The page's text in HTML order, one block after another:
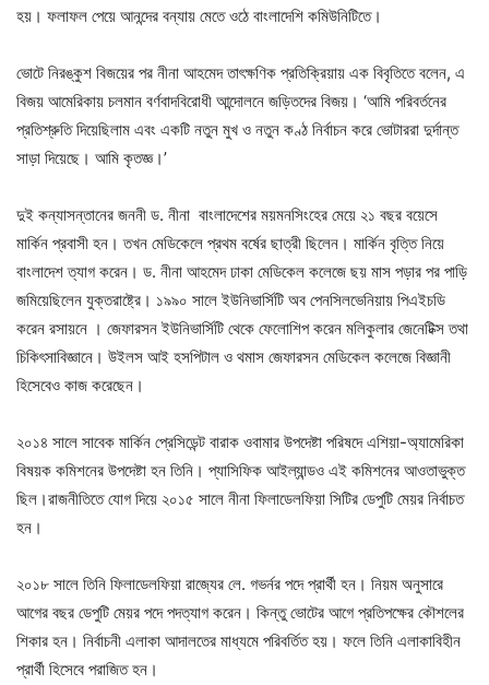
হয়। ফলাফল পেয়ে আনন্দের বন্যায় মেতে ওঠে বাংলাদেশি কমিউনিটিতে।
ভোটে নিরঙ্কুশ বিজয়ের পর নীনা আহমেদ তাৎক্ষণিক প্রতিক্রিয়ায় এক বিবৃতিতে বলেন, এ
বিজয় আমেরিকায় চলমান বর্ণবাদবিরোধী আন্দোলনে জড়িতদের বিজয়। ‘আমি পরিবর্তনের
প্রতিশ্রুতি দিয়েছিলাম এবং একটি নতুন মুখ ও নতুন কণ্ঠ নির্বাচন করে ভোটাররা দুর্দান্ত
সাড়া দিয়েছে। আমি কৃতজ্ঞ।’
দুই কন্যাসন্তানের জননী ড. নীনা বাংলাদেশের ময়মনসিংহের মেয়ে ২১ বছর বয়েসে
মার্কিন প্রবাসী হন। তখন মেডিকেলে প্রথম বর্ষের ছাত্রী ছিলেন। মার্কিন বৃত্তি নিয়ে
বাংলাদেশ ত্যাগ করেন। ড. নীনা আহমেদ ঢাকা মেডিকেল কলেজে ছয় মাস পড়ার পর পাড়ি
জমিয়েছিলেন যুক্তরাষ্ট্রে। ১৯৯০ সালে ইউনিভার্সিটি অব পেনসিলভেনিয়ায় পিএইচডি
করেন রসায়নে । জেফারসন ইউনিভার্সিটি থেকে ফেলোশিপ করেন মলিকুলার জেনেটিক্স তথা
চিকিৎসাবিজ্ঞানে। উইলস আই হসপিটাল ও থমাস জেফারসন মেডিকেল কলেজে বিজ্ঞানী
হিসেবেও কাজ করেছেন।
২০১৪ সালে সাবেক মার্কিন প্রেসিডেন্ট বারাক ওবামার উপদেষ্টা পরিষদে এশিয়া-অ্যামেরিকা
বিষয়ক কমিশনের উপদেষ্টা হন তিনি। প্যাসিফিক আইল্যান্ডও এই কমিশনের আওতাভুক্ত
ছিল।রাজনীতিতে যোগ দিয়ে ২০১৫ সালে নীনা ফিলাডেলফিয়া সিটির ডেপুটি মেয়র নির্বাচত
হন।
২০১৮ সালে তিনি ফিলাডেলফিয়া রাজ্যের লে. গভর্নর পদে প্রার্থী হন। নিয়ম অনুসারে
আগের বছর ডেপুটি মেয়র পদে পদত্যাগ করেন। কিন্তু ভোটের আগে প্রতিপক্ষের কৌশলের
শিকার হন। নির্বাচনী এলাকা আদালতের মাধ্যমে পরিবর্তিত হয়। ফলে তিনি এলাকাবিহীন
প্রার্থী হিসেবে পরাজিত হন।